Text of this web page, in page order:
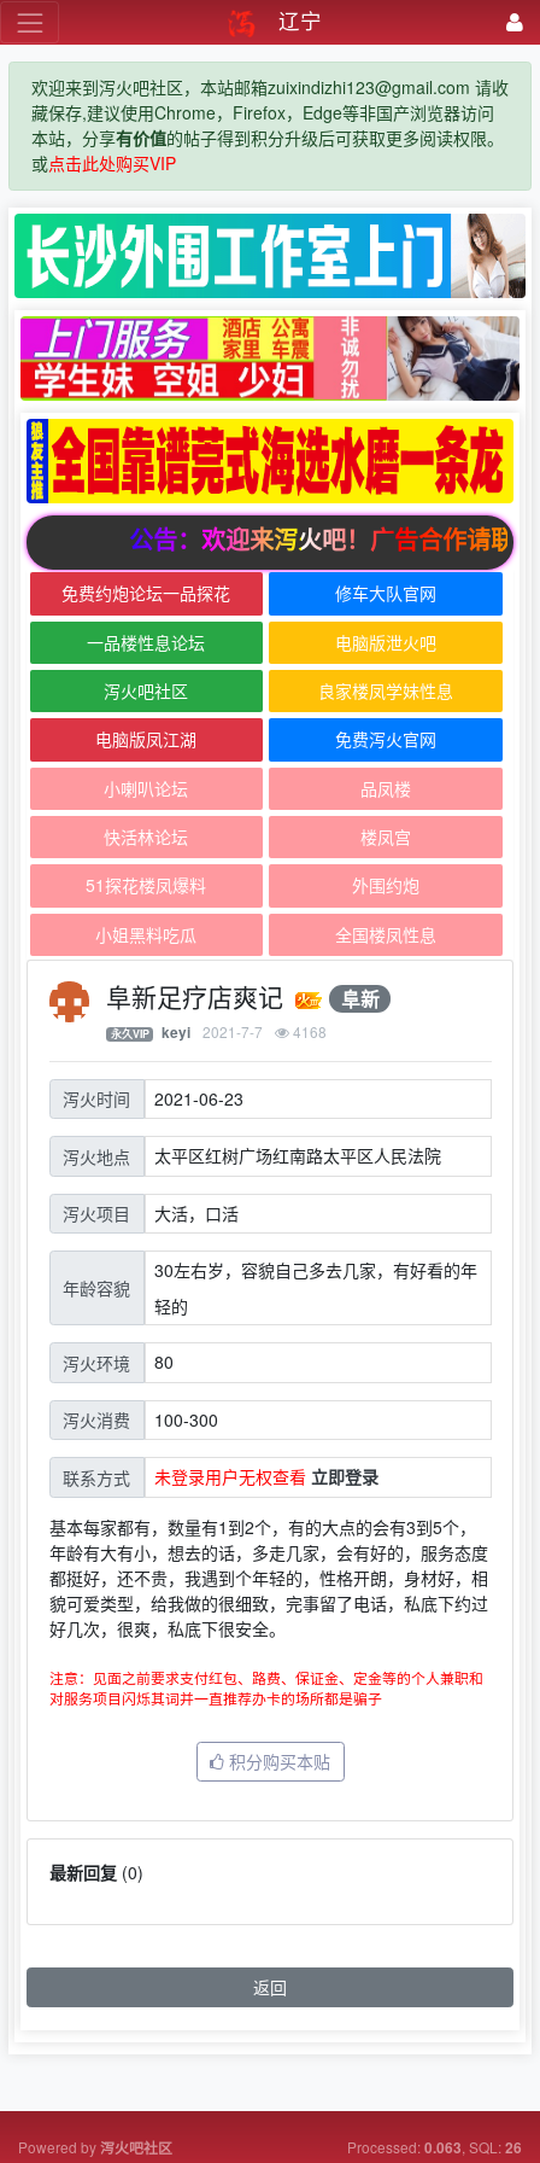
辽宁
欢迎来到泻火吧社区，本站邮箱zuixindizhi123@gmail.com 请收
藏保存,建议使用Chrome，Firefox，Edge等非国产浏览器访问
本站，分享有价值的帖子得到积分升级后可获取更多阅读权限。
或点击此处购买VIP
公告：欢迎来泻火吧！广告合作请联
免费约炮论坛一品探花 修车大队官网
一品楼性息论坛 电脑版泄火吧
泻火吧社区 良家楼凤学妹性息
电脑版凤江湖 免费泻火官网
小喇叭论坛 品凤楼
快活林论坛 楼凤宫
51探花楼凤爆料 外围约炮
小姐黑料吃瓜 全国楼凤性息
阜新足疗店爽记 阜新
永久VIP keyi 2021-7-7 4168
泻火时间 2021-06-23
泻火地点 太平区红树广场红南路太平区人民法院
泻火项目 大活，口活
年龄容貌
30左右岁，容貌自己多去几家，有好看的年
轻的
泻火环境 80
泻火消费 100-300
联系方式 未登录用户无权查看 立即登录
基本每家都有，数量有1到2个，有的大点的会有3到5个，
年龄有大有小，想去的话，多走几家，会有好的，服务态度
都挺好，还不贵，我遇到个年轻的，性格开朗，身材好，相
貌可爱类型，给我做的很细致，完事留了电话，私底下约过
好几次，很爽，私底下很安全。
注意：见面之前要求支付红包、路费、保证金、定金等的个人兼职和
对服务项目闪烁其词并一直推荐办卡的场所都是骗子
积分购买本贴
最新回复(0)
返回
Powered by泻火吧社区 Processed:0.063, SQL:26